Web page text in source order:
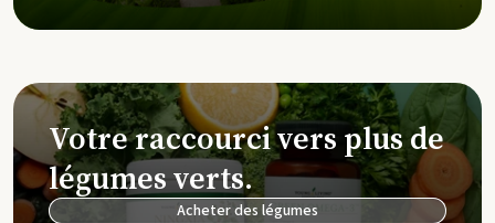
Votre raccourci vers plus de
légumes verts.
Acheter des légumes